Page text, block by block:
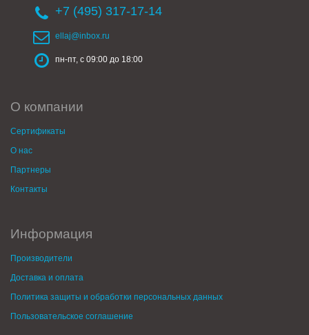
+7 (495) 317-17-14
ellaj@inbox.ru
пн-пт, с 09:00 до 18:00
О компании
Сертификаты
О нас
Партнеры
Контакты
Информация
Производители
Доставка и оплата
Политика защиты и обработки персональных данных
Пользовательское соглашение